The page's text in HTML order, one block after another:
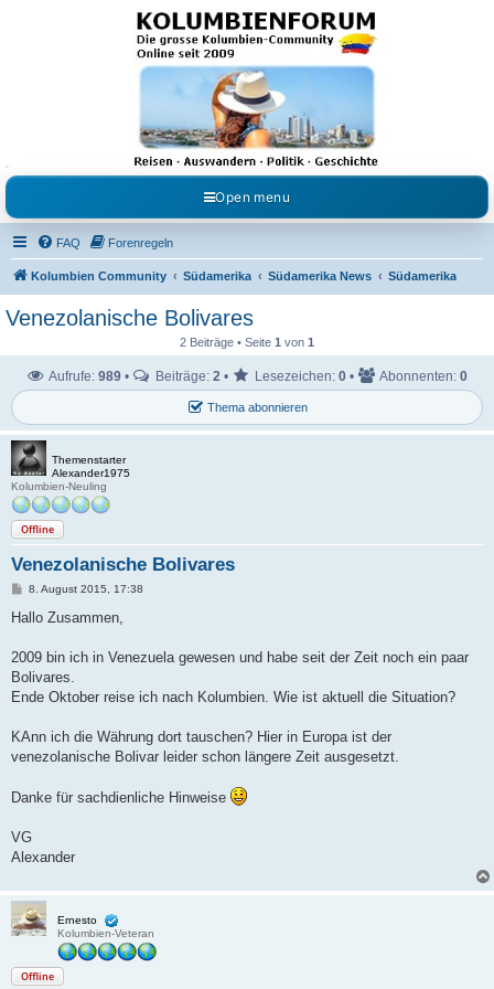
Kolumbienforum - Das
grosse Forum der
Freunde Kolumbiens
Reisen, Auswandern, Kultur, Politik, Geschichte und Visum in Kolumbien und Venezuela.
Austausch, Erfahrungen und Gemeinschaft im Kolumbienforum
Open menu
FAQ Forenregeln
Kolumbien Community Südamerika Südamerika News Südamerika
Venezolanische Bolivares
2 Beiträge • Seite 1 von 1
Thema abonnieren
Aufrufe: 989 • Beiträge: 2 • Lesezeichen: 0 • Abonnenten: 0
Themenstarter
Alexander1975
Kolumbien-Neuling
Offline
Venezolanische Bolivares
B
i
a
8. August 2015, 17:38
Hallo Zusammen,
2009 bin ich in Venezuela gewesen und habe seit der Zeit noch ein paar
Bolivares.
Ende Oktober reise ich nach Kolumbien. Wie ist aktuell die Situation?
KAnn ich die Währung dort tauschen? Hier in Europa ist der
venezolanische Bolivar leider schon längere Zeit ausgesetzt.
Danke für sachdienliche Hinweise
VG
Alexander
Ernesto
Kolumbien-Veteran
Offline